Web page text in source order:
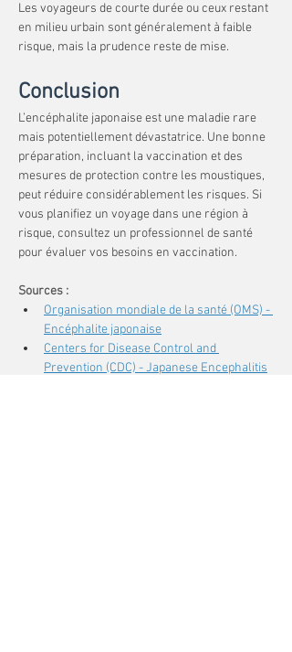
Les voyageurs de courte durée ou ceux restant
en milieu urbain sont généralement à faible
risque, mais la prudence reste de mise.
Conclusion
L’encéphalite japonaise est une maladie rare
mais potentiellement dévastatrice. Une bonne
préparation, incluant la vaccination et des
mesures de protection contre les moustiques,
peut réduire considérablement les risques. Si
vous planifiez un voyage dans une région à
risque, consultez un professionnel de santé
pour évaluer vos besoins en vaccination.
Sources :
Organisation mondiale de la santé (OMS) -
Encéphalite japonaise
Centers for Disease Control and
Prevention (CDC) - Japanese Encephalitis